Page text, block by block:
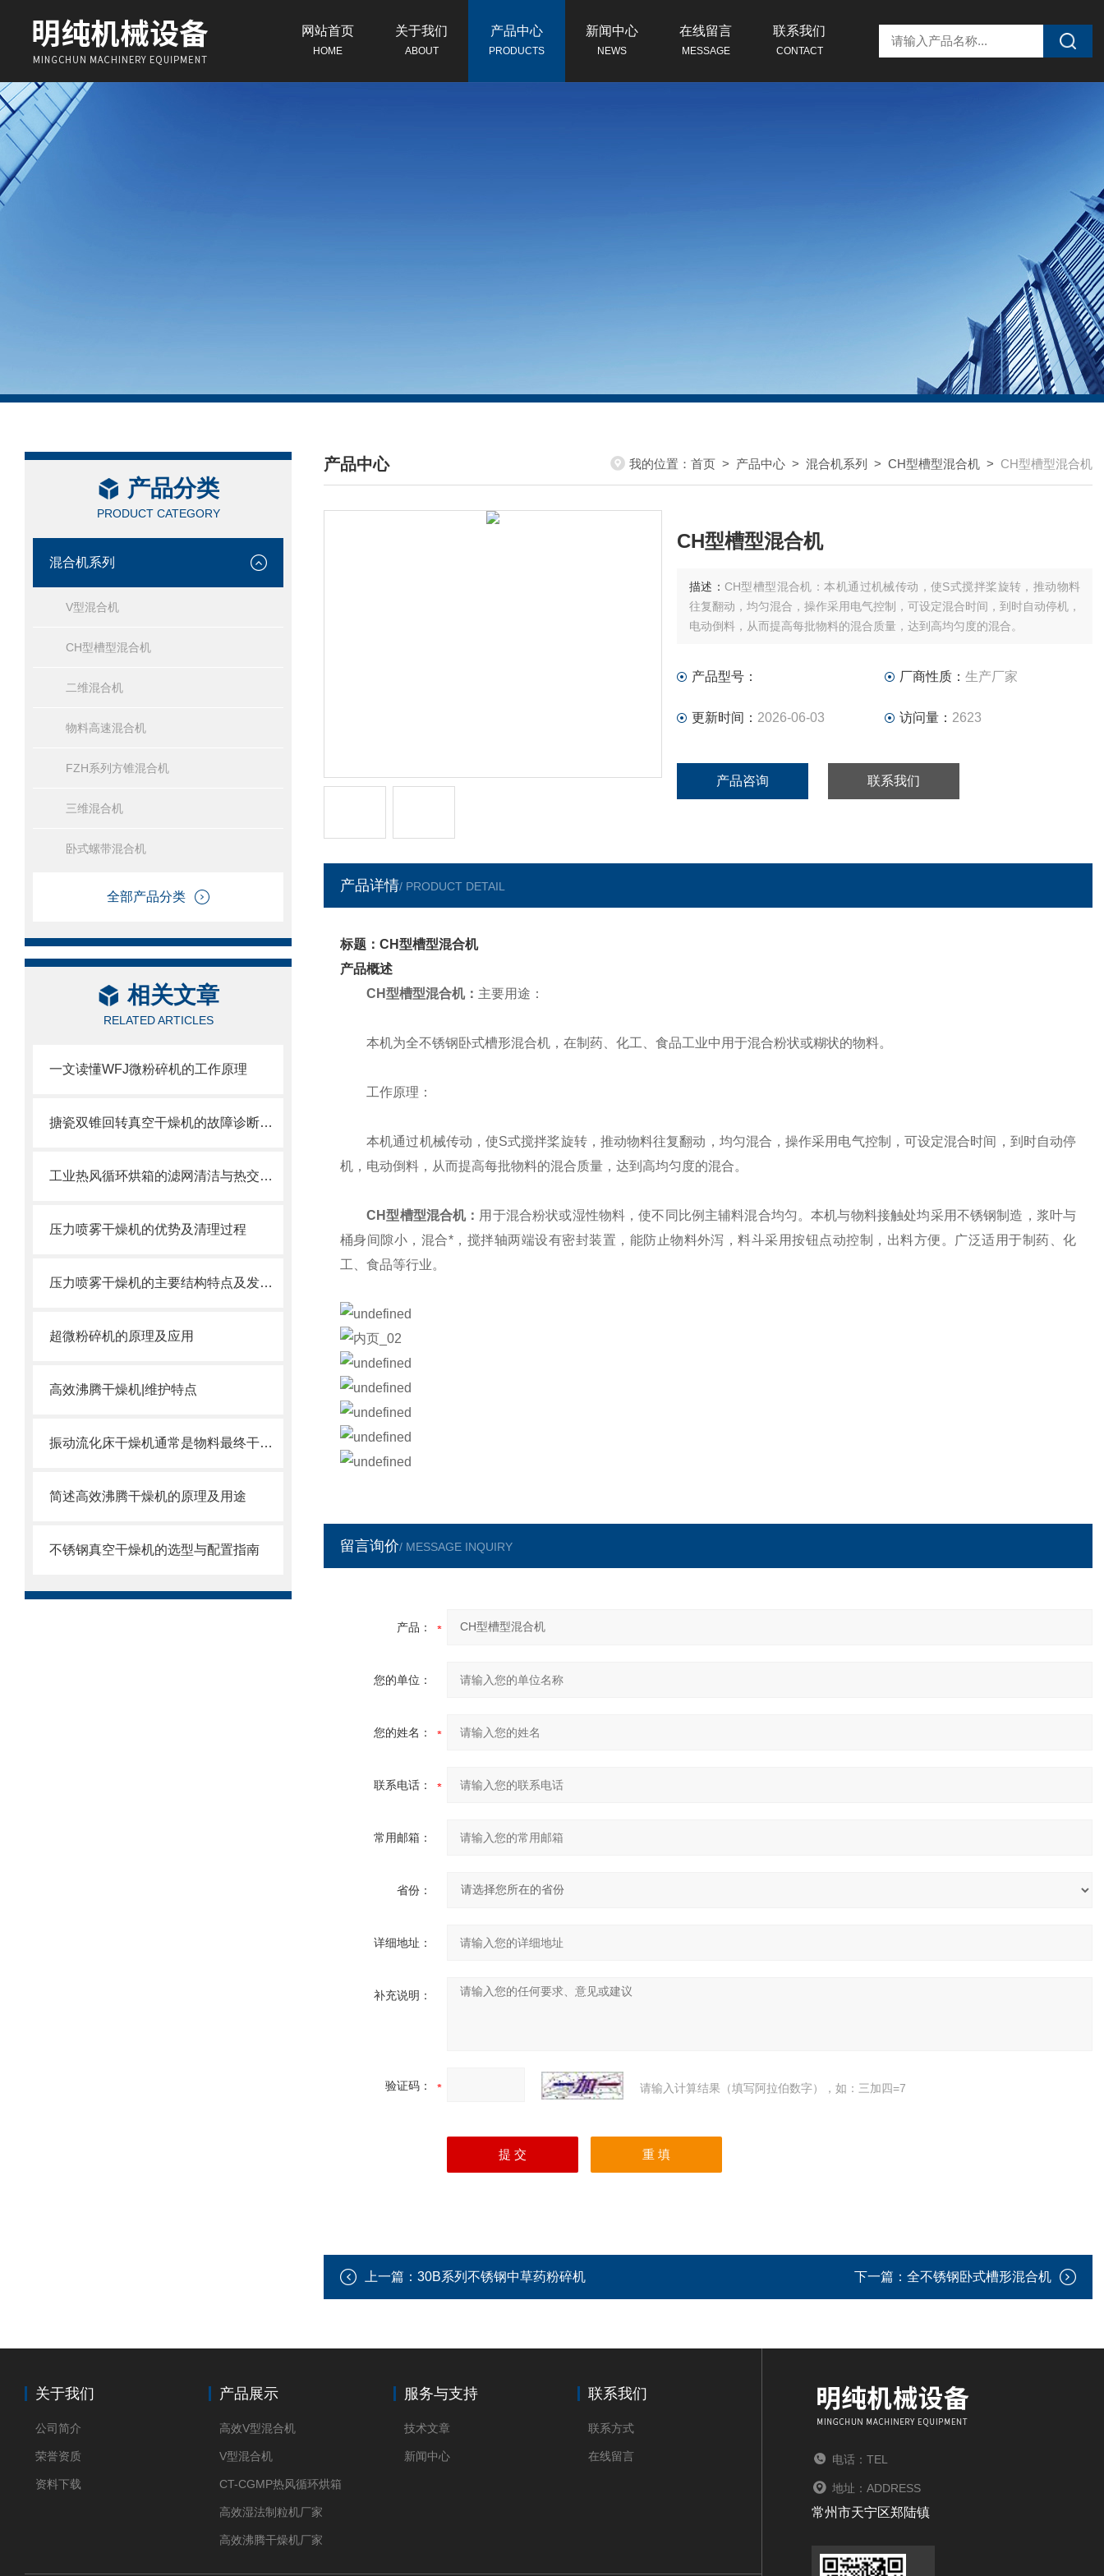
网站首页
HOME
关于我们
ABOUT
产品中心
PRODUCTS
新闻中心
NEWS
在线留言
MESSAGE
联系我们
CONTACT
产品分类
PRODUCT CATEGORY
混合机系列
V型混合机
CH型槽型混合机
二维混合机
物料高速混合机
FZH系列方锥混合机
三维混合机
卧式螺带混合机
全部产品分类
相关文章
RELATED ARTICLES
一文读懂WFJ微粉碎机的工作原理
搪瓷双锥回转真空干燥机的故障诊断与解决方案
工业热风循环烘箱的滤网清洁与热交换器保养全攻略
压力喷雾干燥机的优势及清理过程
压力喷雾干燥机的主要结构特点及发展趋势
超微粉碎机的原理及应用
高效沸腾干燥机|维护特点
振动流化床干燥机通常是物料最终干燥之用
简述高效沸腾干燥机的原理及用途
不锈钢真空干燥机的选型与配置指南
产品中心
/ PRODUCTS CENTER
我的位置： 首页 > 产品中心 > 混合机系列 > CH型槽型混合机 > CH型槽型混合机
CH型槽型混合机
描述： CH型槽型混合机：本机通过机械传动，使S式搅拌桨旋转，推动物料
往复翻动，均匀混合，操作采用电气控制，可设定混合时间，到时自动停机，
电动倒料，从而提高每批物料的混合质量，达到高均匀度的混合。
产品型号： 厂商性质： 生产厂家
更新时间： 2026-06-03 访问量： 2623
产品咨询 联系我们
产品详情/ PRODUCT DETAIL
标题：CH型槽型混合机
产品概述
CH型槽型混合机： 主要用途：
本机为全不锈钢卧式槽形混合机，在制药、化工、食品工业中用于混合粉状或糊状的物料。
工作原理：
本机通过机械传动，使S式搅拌桨旋转，推动物料往复翻动，均匀混合，操作采用电气控制，可设定混合时间，到时自动停
机，电动倒料，从而提高每批物料的混合质量，达到高均匀度的混合。
CH型槽型混合机： 用于混合粉状或湿性物料，使不同比例主辅料混合均匀。本机与物料接触处均采用不锈钢制造，浆叶与
桶身间隙小，混合*，搅拌轴两端设有密封装置，能防止物料外泻，料斗采用按钮点动控制，出料方便。广泛适用于制药、化
工、食品等行业。
留言询价/ MESSAGE INQUIRY
产品：
您的单位：
您的姓名：
联系电话：
常用邮箱：
省份：
详细地址：
补充说明：
验证码： 请输入计算结果（填写阿拉伯数字），如：三加四=7
上一篇： 30B系列不锈钢中草药粉碎机 下一篇： 全不锈钢卧式槽形混合机
关于我们
公司简介
荣誉资质
资料下载
产品展示
高效V型混合机
V型混合机
CT-CGMP热风循环烘箱
高效湿法制粒机厂家
高效沸腾干燥机厂家
服务与支持
技术文章
新闻中心
联系我们
联系方式
在线留言 电话：TEL
地址：ADDRESS
常州市天宁区郑陆镇